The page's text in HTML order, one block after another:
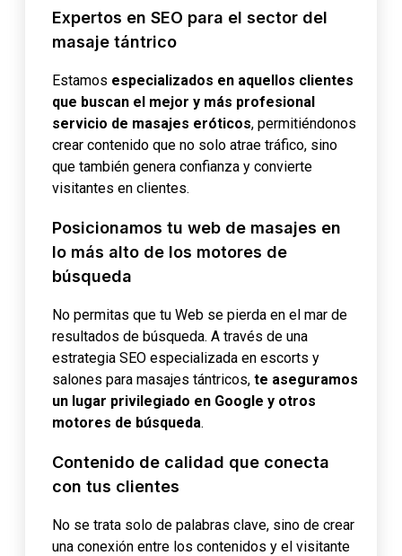
Expertos en SEO para el sector del
masaje tántrico
Estamos especializados en aquellos clientes
que buscan el mejor y más profesional
servicio de masajes eróticos, permitiéndonos
crear contenido que no solo atrae tráfico, sino
que también genera confianza y convierte
visitantes en clientes.
Posicionamos tu web de masajes en
lo más alto de los motores de
búsqueda
No permitas que tu Web se pierda en el mar de
resultados de búsqueda. A través de una
estrategia SEO especializada en escorts y
salones para masajes tántricos, te aseguramos
un lugar privilegiado en Google y otros
motores de búsqueda.
Contenido de calidad que conecta
con tus clientes
No se trata solo de palabras clave, sino de crear
una conexión entre los contenidos y el visitante